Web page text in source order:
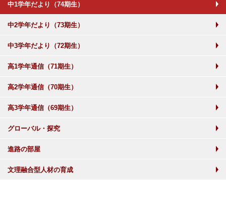
中1学年だより（74期生）
中2学年だより（73期生）
中3学年だより（72期生）
高1学年通信（71期生）
高2学年通信（70期生）
高3学年通信（69期生）
グローバル・探究
進路の部屋
文理融合型人材の育成